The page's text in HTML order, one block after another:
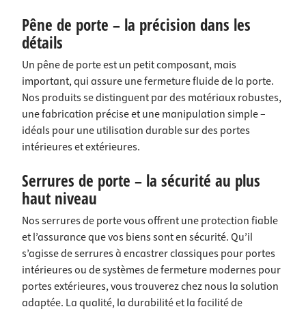
Pêne de porte – la précision dans les
détails
Un pêne de porte est un petit composant, mais
important, qui assure une fermeture fluide de la porte.
Nos produits se distinguent par des matériaux robustes,
une fabrication précise et une manipulation simple –
idéals pour une utilisation durable sur des portes
intérieures et extérieures.
Serrures de porte – la sécurité au plus
haut niveau
Nos serrures de porte vous offrent une protection fiable
et l’assurance que vos biens sont en sécurité. Qu’il
s’agisse de serrures à encastrer classiques pour portes
intérieures ou de systèmes de fermeture modernes pour
portes extérieures, vous trouverez chez nous la solution
adaptée. La qualité, la durabilité et la facilité de